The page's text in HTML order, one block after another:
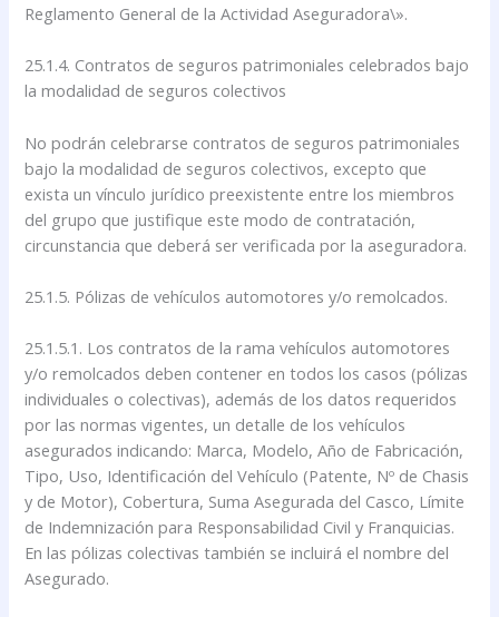
Reglamento General de la Actividad Aseguradora\».
25.1.4. Contratos de seguros patrimoniales celebrados bajo
la modalidad de seguros colectivos
No podrán celebrarse contratos de seguros patrimoniales
bajo la modalidad de seguros colectivos, excepto que
exista un vínculo jurídico preexistente entre los miembros
del grupo que justifique este modo de contratación,
circunstancia que deberá ser verificada por la aseguradora.
25.1.5. Pólizas de vehículos automotores y/o remolcados.
25.1.5.1. Los contratos de la rama vehículos automotores
y/o remolcados deben contener en todos los casos (pólizas
individuales o colectivas), además de los datos requeridos
por las normas vigentes, un detalle de los vehículos
asegurados indicando: Marca, Modelo, Año de Fabricación,
Tipo, Uso, Identificación del Vehículo (Patente, Nº de Chasis
y de Motor), Cobertura, Suma Asegurada del Casco, Límite
de Indemnización para Responsabilidad Civil y Franquicias.
En las pólizas colectivas también se incluirá el nombre del
Asegurado.